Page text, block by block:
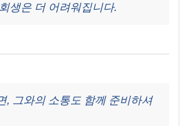
생은 더 어려워집니다.
, 그와의 소통도 함께 준비하셔